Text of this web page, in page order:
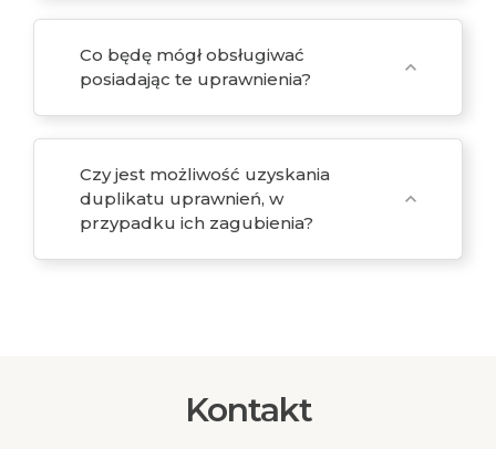
Co będę mógł obsługiwać
posiadając te uprawnienia?
expand_more
Czy jest możliwość uzyskania
duplikatu uprawnień, w
przypadku ich zagubienia?
expand_more
Kontakt